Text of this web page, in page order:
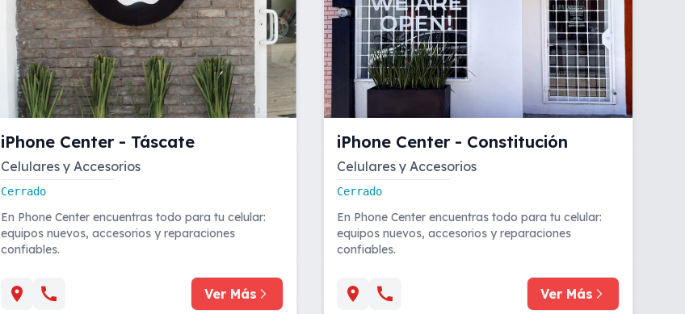
iPhone Center - Táscate
Celulares y Accesorios
Cerrado
En Phone Center encuentras todo para tu celular:
equipos nuevos, accesorios y reparaciones
confiables.
Ver Más
iPhone Center - Constitución
Celulares y Accesorios
Cerrado
En Phone Center encuentras todo para tu celular:
equipos nuevos, accesorios y reparaciones
confiables.
Ver Más